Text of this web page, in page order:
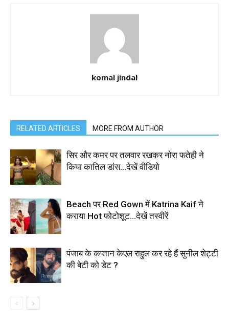
komal jindal
RELATED ARTICLES MORE FROM AUTHOR
सिर और कमर पर तलवार रखकर नोरा फतेही ने
किया कातिल डांस…देखें वीडियो
Beach पर Red Gown में Katrina Kaif ने
कराया Hot फोटोशूट…देखें तस्वीरें
पंजाब के कप्तान केएल राहुल कर रहे हैं सुनील शेट्टी
की बेटी को डेट ?